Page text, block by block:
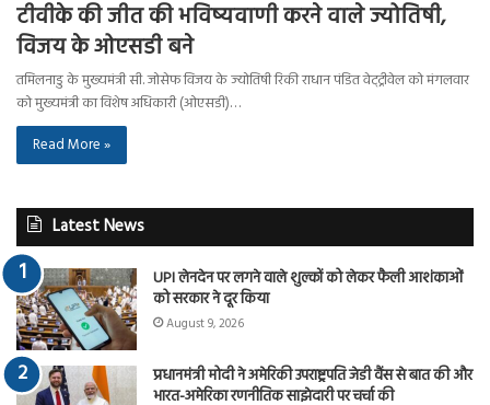
टीवीके की जीत की भविष्यवाणी करने वाले ज्योतिषी,
विजय के ओएसडी बने
तमिलनाडु के मुख्यमंत्री सी. जोसेफ विजय के ज्योतिषी रिकी राधान पंडित वेट्ट्रीवेल को मंगलवार
को मुख्यमंत्री का विशेष अधिकारी (ओएसडी)…
Read More »
Latest News
UPI लेनदेन पर लगने वाले शुल्कों को लेकर फैली आशंकाओं
को सरकार ने दूर किया
August 9, 2026
प्रधानमंत्री मोदी ने अमेरिकी उपराष्ट्रपति जेडी वैंस से बात की और
भारत-अमेरिका रणनीतिक साझेदारी पर चर्चा की